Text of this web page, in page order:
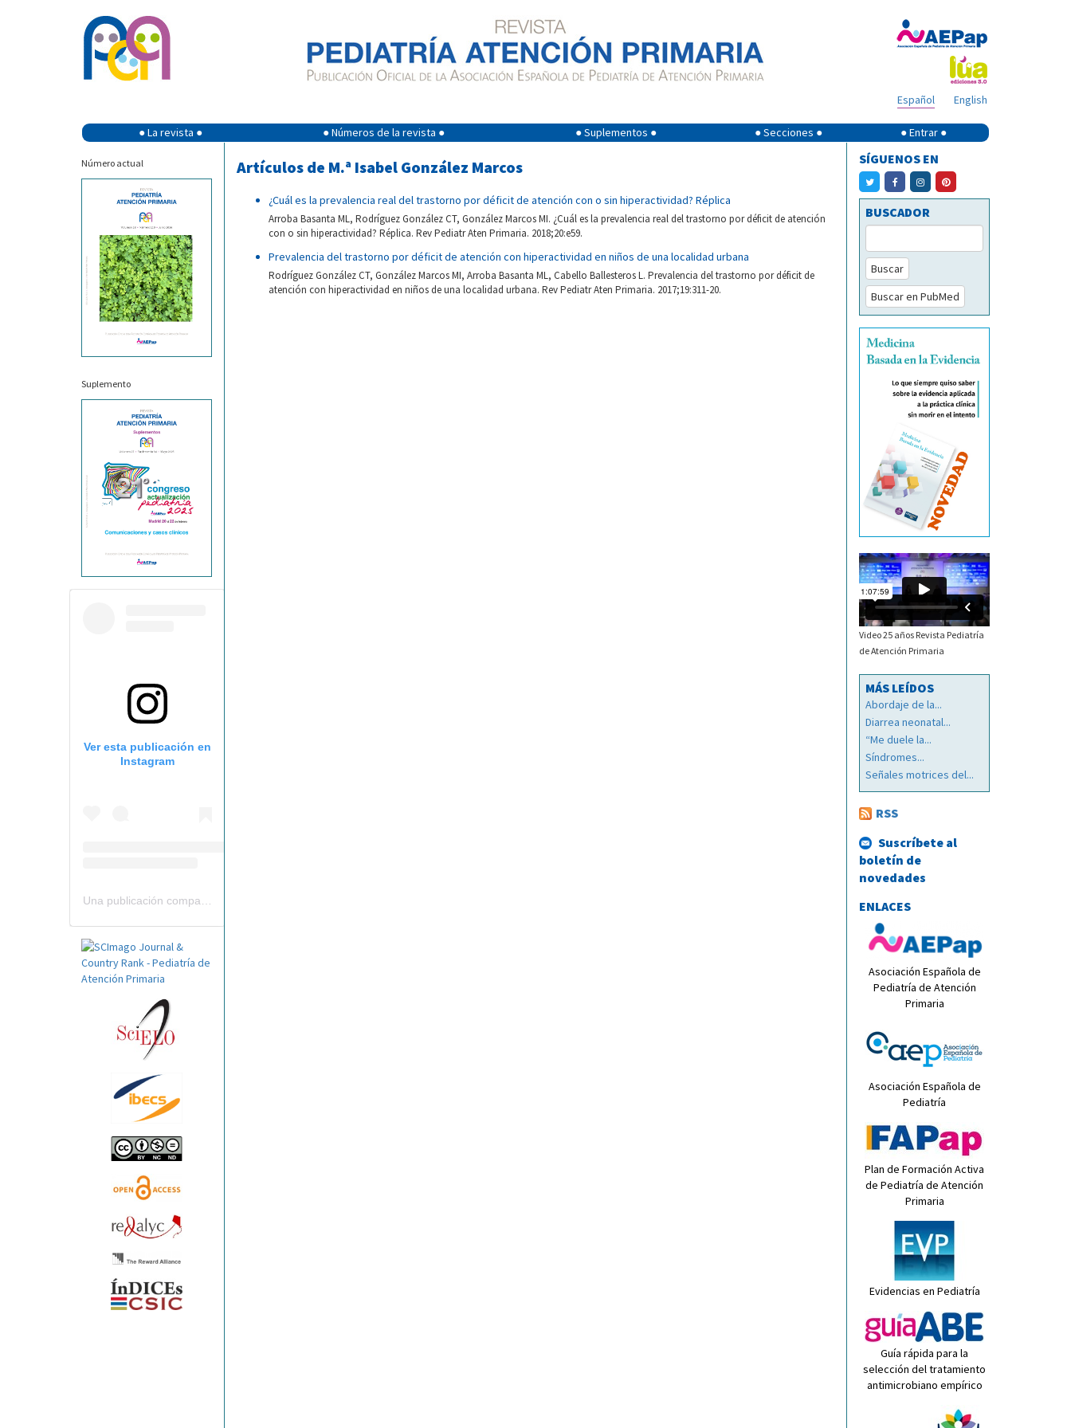
English
Español
● La revista ● ● Números de la revista ● ● Suplementos ● ● Secciones ● ● Entrar ●
Número actual
Suplemento
Ver esta publicación en
Instagram
Artículos de M.ª Isabel González Marcos
¿Cuál es la prevalencia real del trastorno por déficit de atención con o sin hiperactividad? Réplica
Arroba Basanta ML, Rodríguez González CT, González Marcos MI. ¿Cuál es la prevalencia real del trastorno por déficit de atención
con o sin hiperactividad? Réplica. Rev Pediatr Aten Primaria. 2018;20:e59.
Prevalencia del trastorno por déficit de atención con hiperactividad en niños de una localidad urbana
Rodríguez González CT, González Marcos MI, Arroba Basanta ML, Cabello Ballesteros L. Prevalencia del trastorno por déficit de
atención con hiperactividad en niños de una localidad urbana. Rev Pediatr Aten Primaria. 2017;19:311-20.
SÍGUENOS EN
BUSCADOR
Buscar
Buscar en PubMed
Video 25 años Revista Pediatría
de Atención Primaria
MÁS LEÍDOS
Abordaje de la...
Diarrea neonatal...
“Me duele la...
Síndromes...
Señales motrices del...
RSS
Suscríbete al
boletín de
novedades
ENLACES
Asociación Española de
Pediatría de Atención
Primaria
Asociación Española de
Pediatría
Plan de Formación Activa
de Pediatría de Atención
Primaria
Evidencias en Pediatría
Guía rápida para la
selección del tratamiento
antimicrobiano empírico